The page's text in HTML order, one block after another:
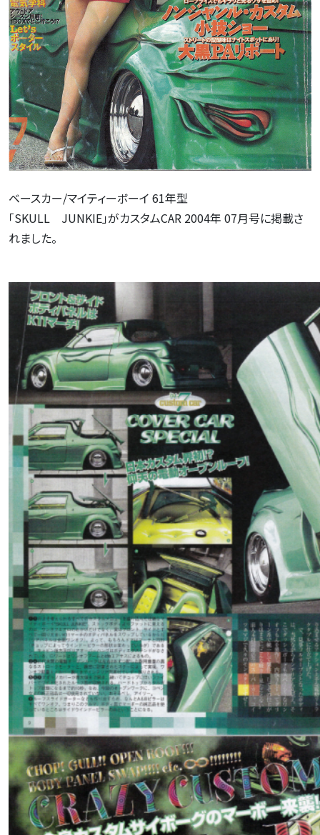
ベースカー/マイティーボーイ 61年型
「SKULL JUNKIE」がカスタムCAR 2004年 07月号に掲載さ
れました。